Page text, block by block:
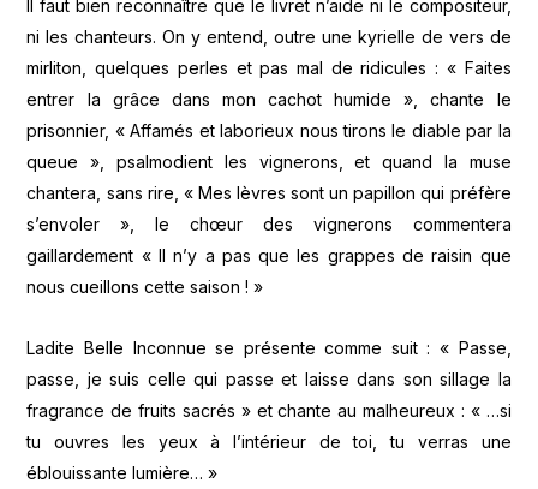
Il faut bien reconnaître que le livret n’aide ni le compositeur,
ni les chanteurs. On y entend, outre une kyrielle de vers de
mirliton, quelques perles et pas mal de ridicules : « Faites
entrer la grâce dans mon cachot humide », chante le
prisonnier, « Affamés et laborieux nous tirons le diable par la
queue », psalmodient les vignerons, et quand la muse
chantera, sans rire, « Mes lèvres sont un papillon qui préfère
s’envoler », le chœur des vignerons commentera
gaillardement « Il n’y a pas que les grappes de raisin que
nous cueillons cette saison ! »
Ladite Belle Inconnue se présente comme suit : « Passe,
passe, je suis celle qui passe et laisse dans son sillage la
fragrance de fruits sacrés » et chante au malheureux : « …si
tu ouvres les yeux à l’intérieur de toi, tu verras une
éblouissante lumière… »